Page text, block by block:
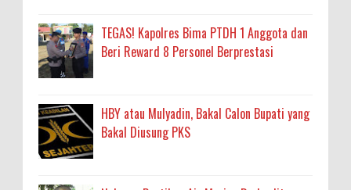
TEGAS! Kapolres Bima PTDH 1 Anggota dan
Beri Reward 8 Personel Berprestasi
HBY atau Mulyadin, Bakal Calon Bupati yang
Bakal Diusung PKS